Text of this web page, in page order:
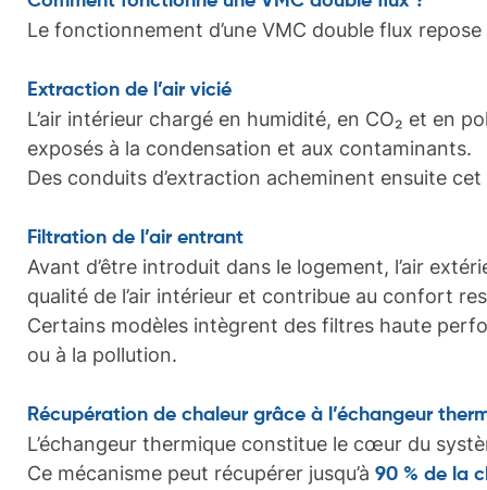
Le fonctionnement d’une VMC double flux
Extraction de l’air vicié
L’air intérieur chargé en humidité, en CO₂ et en
exposés à la condensation et aux contaminants.
Des conduits d’extraction acheminent ensuite
Filtration de l’air entrant
Avant d’être introduit dans le logement, l’air
qualité de l’air intérieur et contribue au confort
Certains modèles intègrent des filtres haute
ou à la pollution.
Récupération de chaleur grâce à l’échangeur
L’échangeur thermique constitue le cœur du
Ce mécanisme peut récupérer jusqu’à 90 % de la